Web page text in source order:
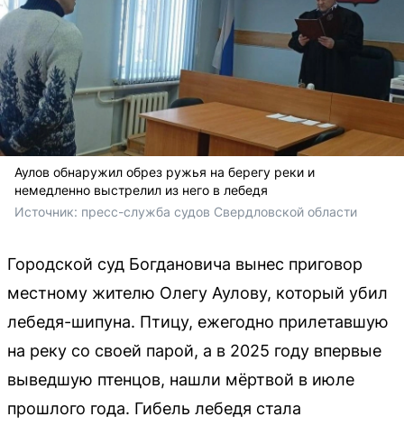
Аулов обнаружил обрез ружья на берегу реки и
немедленно выстрелил из него в лебедя
Источник: пресс-служба судов Свердловской области
Городской суд Богдановича вынес приговор
местному жителю Олегу Аулову, который убил
лебедя-шипуна. Птицу, ежегодно прилетавшую
на реку со своей парой, а в 2025 году впервые
выведшую птенцов, нашли мёртвой в июле
прошлого года. Гибель лебедя стала